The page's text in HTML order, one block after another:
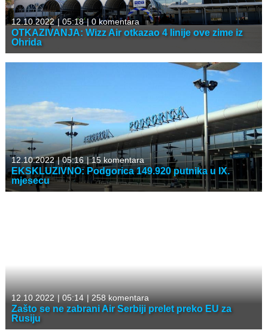
12.10.2022 |05:18 | 0 komentara
OTKAZIVANJA: Wizz Air otkazao 4 linije ove zime iz
Ohrida
12.10.2022 |05:16 |15 komentara
EKSKLUZIVNO: Podgorica 149.920 putnika u IX.
mjesecu
12.10.2022 |05:14 |258 komentara
Zašto se ne zabrani Air Serbiji prelet preko EU za
Rusiju